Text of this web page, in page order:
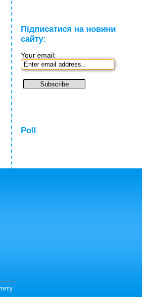
Підписатися на новини
сайту:
Your email:
Poll